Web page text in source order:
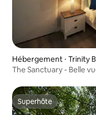
Hébergement ⋅ Trinity
The Sanctuary - Belle
Superhôte
Superhôte